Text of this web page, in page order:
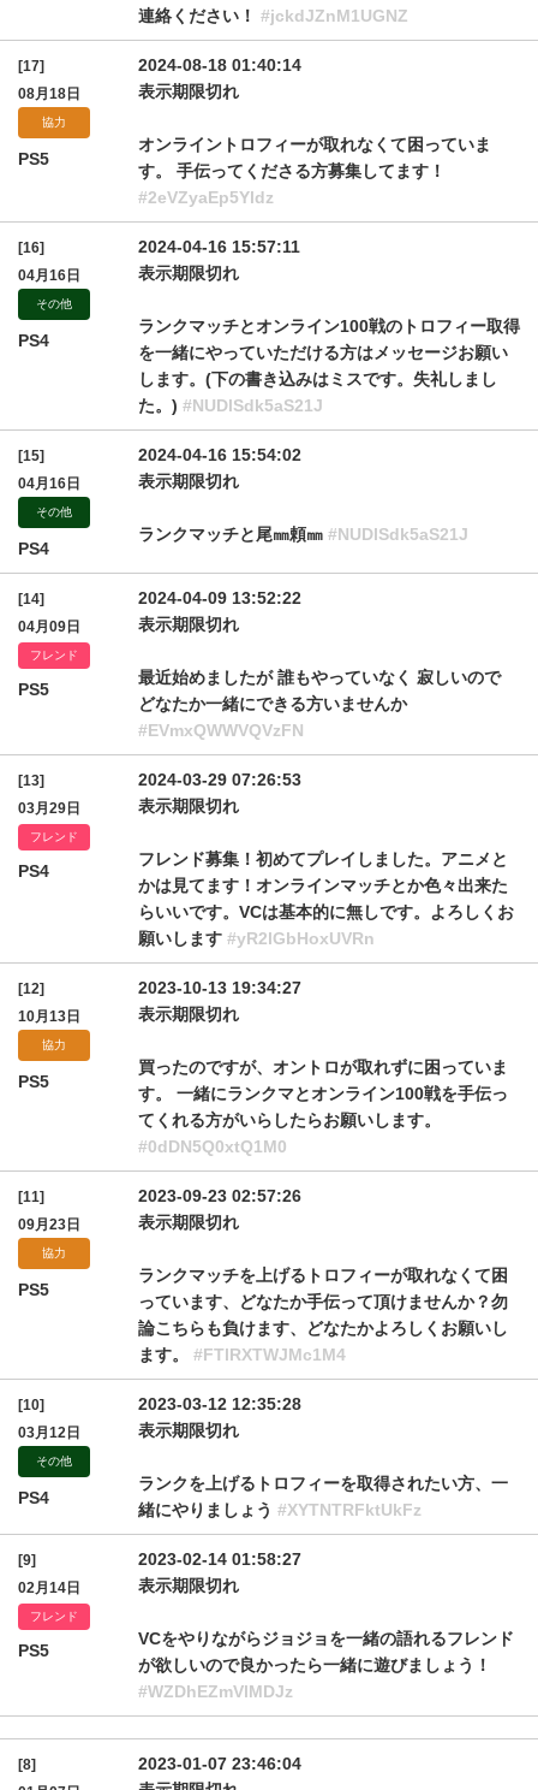
連絡ください！ #jckdJZnM1UGNZ
[17]
08月18日
協力
PS5
2024-08-18 01:40:14
表示期限切れ
オンライントロフィーが取れなくて困っていま
す。 手伝ってくださる方募集してます！
#2eVZyaEp5Yldz
[16]
04月16日
その他
PS4
2024-04-16 15:57:11
表示期限切れ
ランクマッチとオンライン100戦のトロフィー取得
を一緒にやっていただける方はメッセージお願い
します。(下の書き込みはミスです。失礼しまし
た。) #NUDlSdk5aS21J
[15]
04月16日
その他
PS4
2024-04-16 15:54:02
表示期限切れ
ランクマッチと尾㎜頼㎜ #NUDlSdk5aS21J
[14]
04月09日
フレンド
PS5
2024-04-09 13:52:22
表示期限切れ
最近始めましたが 誰もやっていなく 寂しいので
どなたか一緒にできる方いませんか
#EVmxQWWVQVzFN
[13]
03月29日
フレンド
PS4
2024-03-29 07:26:53
表示期限切れ
フレンド募集！初めてプレイしました。アニメと
かは見てます！オンラインマッチとか色々出来た
らいいです。VCは基本的に無しです。よろしくお
願いします #yR2lGbHoxUVRn
[12]
10月13日
協力
PS5
2023-10-13 19:34:27
表示期限切れ
買ったのですが、オントロが取れずに困っていま
す。 一緒にランクマとオンライン100戦を手伝っ
てくれる方がいらしたらお願いします。
#0dDN5Q0xtQ1M0
[11]
09月23日
協力
PS5
2023-09-23 02:57:26
表示期限切れ
ランクマッチを上げるトロフィーが取れなくて困
っています、どなたか手伝って頂けませんか？勿
論こちらも負けます、どなたかよろしくお願いし
ます。 #FTlRXTWJMc1M4
[10]
03月12日
その他
PS4
2023-03-12 12:35:28
表示期限切れ
ランクを上げるトロフィーを取得されたい方、一
緒にやりましょう #XYTNTRFktUkFz
[9]
02月14日
フレンド
PS5
2023-02-14 01:58:27
表示期限切れ
VCをやりながらジョジョを一緒の語れるフレンド
が欲しいので良かったら一緒に遊びましょう！
#WZDhEZmVlMDJz
[8]
2023-01-07 23:46:04